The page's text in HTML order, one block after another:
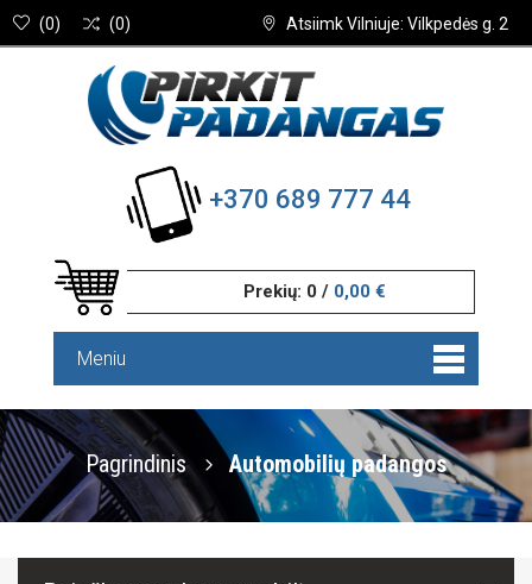
Atsiimk Vilniuje: Vilkpedės g. 2
(0) (0)
+370 689 777 44
Prekių: 0 / 0,00 €
Meniu
Pagrindinis Automobilių padangos